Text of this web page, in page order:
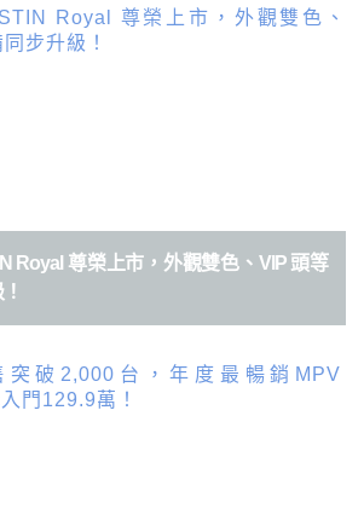
Royal 尊榮上市，外觀雙色、VIP 頭等